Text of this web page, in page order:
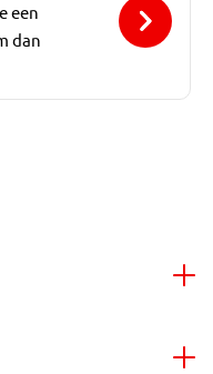
een
dan